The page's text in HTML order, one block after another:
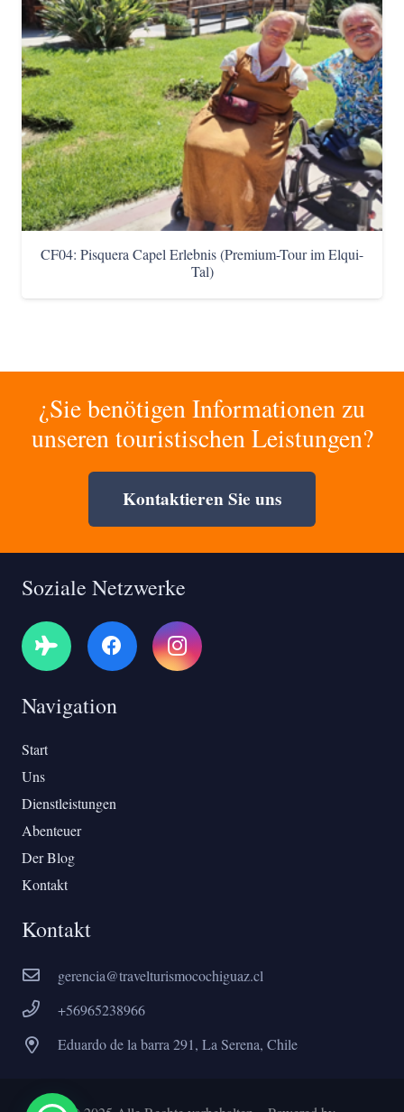
CF04: Pisquera Capel Erlebnis (Premium-Tour im Elqui-
Tal)
¿Sie benötigen Informationen zu
unseren touristischen Leistungen?
Kontaktieren Sie uns
Soziale Netzwerke
Navigation
Start
Uns
Dienstleistungen
Abenteuer
Der Blog
Kontakt
Kontakt
gerencia@travelturismocochiguaz.cl
+56965238966
Eduardo de la barra 291, La Serena, Chile